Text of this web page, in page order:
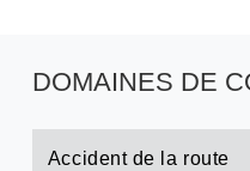
DOMAINES DE
Accident de la route